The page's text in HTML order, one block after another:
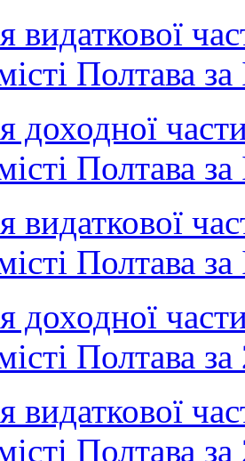
видаткової
Полтава
доходної
Полтава
видаткової
Полтава
доходної
Полтава за
видаткової
Полтава за